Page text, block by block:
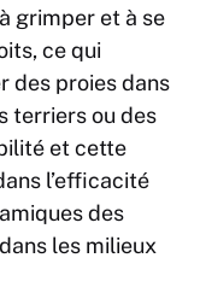
grimper et à se
ce qui
des proies dans
terriers ou des
et cette
l’efficacité
des
les milieux